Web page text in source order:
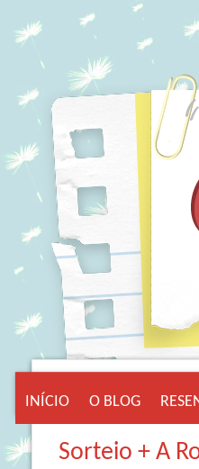
INÍCIO O BLOG
Sorteio + A